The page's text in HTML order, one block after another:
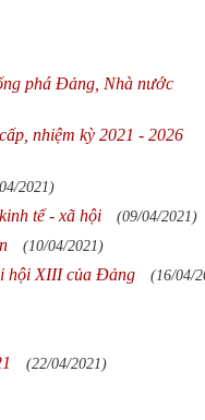
phá Đảng, Nhà nước
nhiệm kỳ 2021 - 2026
2021)
tế - xã hội (09/04/2021)
(10/04/2021)
hội XIII của Đảng (16/04/
(22/04/2021)